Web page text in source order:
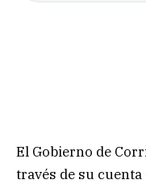
El Gobierno de
través de su